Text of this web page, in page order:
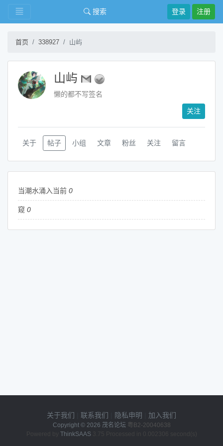
搜索 登录 注册
首页 338927 山屿
山屿
懒的都不写签名
关注
关于 帖子 小组 文章 粉丝 关注 留言
当潮水涌入当前 0
窥 0
关于我们 联系我们 隐私申明 加入我们
Copyright © 2026 茂名论坛 粤B2-20040638
Powered by ThinkSAAS3.75 Processed in 0.002306 second(s)